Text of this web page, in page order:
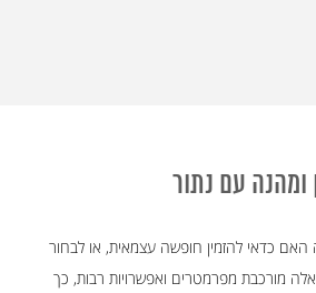
ומהנה עם נתור
כדאי להזמין חופשה עצמאית, או לבחור
מורכבת מפרמטרים ואפשרויות רבות, כך